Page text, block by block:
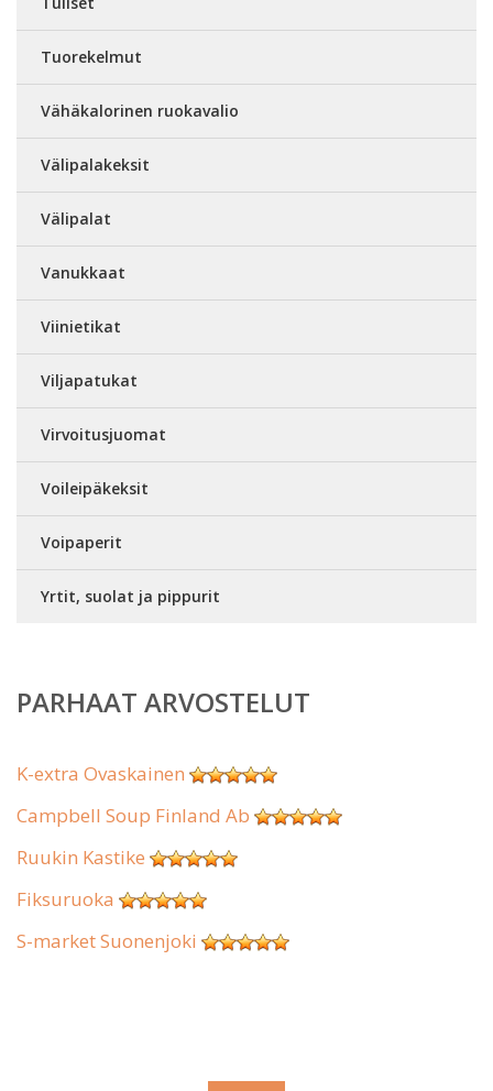
Tuorekelmut
Vähäkalorinen ruokavalio
Välipalakeksit
Välipalat
Vanukkaat
Viinietikat
Viljapatukat
Virvoitusjuomat
Voileipäkeksit
Voipaperit
Yrtit, suolat ja pippurit
PARHAAT ARVOSTELUT
K-extra Ovaskainen
Campbell Soup Finland Ab
Ruukin Kastike
Fiksuruoka
S-market Suonenjoki